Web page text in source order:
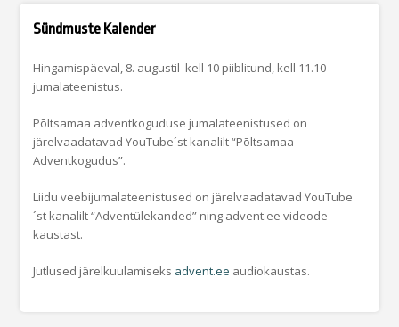
Sündmuste Kalender
Hingamispäeval, 8. augustil kell 10 piiblitund, kell 11.10
jumalateenistus.
Põltsamaa adventkoguduse jumalateenistused on
järelvaadatavad YouTube´st kanalilt “Põltsamaa
Adventkogudus”.
Liidu veebijumalateenistused on järelvaadatavad YouTube
´st kanalilt “Adventülekanded” ning advent.ee videode
kaustast.
Jutlused järelkuulamiseks advent.ee audiokaustas.